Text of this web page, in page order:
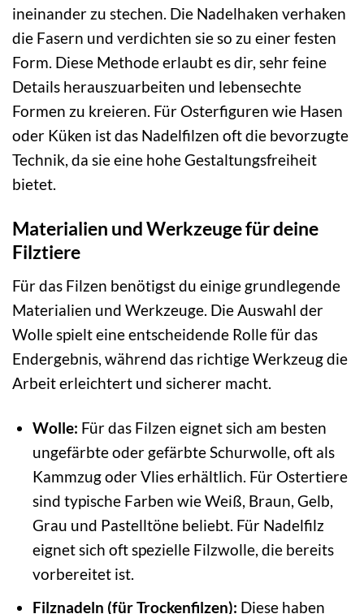
ineinander zu stechen. Die Nadelhaken verhaken
die Fasern und verdichten sie so zu einer festen
Form. Diese Methode erlaubt es dir, sehr feine
Details herauszuarbeiten und lebensechte
Formen zu kreieren. Für Osterfiguren wie Hasen
oder Küken ist das Nadelfilzen oft die bevorzugte
Technik, da sie eine hohe Gestaltungsfreiheit
bietet.
Materialien und Werkzeuge für deine
Filztiere
Für das Filzen benötigst du einige grundlegende
Materialien und Werkzeuge. Die Auswahl der
Wolle spielt eine entscheidende Rolle für das
Endergebnis, während das richtige Werkzeug die
Arbeit erleichtert und sicherer macht.
Wolle: Für das Filzen eignet sich am besten
ungefärbte oder gefärbte Schurwolle, oft als
Kammzug oder Vlies erhältlich. Für Ostertiere
sind typische Farben wie Weiß, Braun, Gelb,
Grau und Pastelltöne beliebt. Für Nadelfilz
eignet sich oft spezielle Filzwolle, die bereits
vorbereitet ist.
Filznadeln (für Trockenfilzen): Diese haben